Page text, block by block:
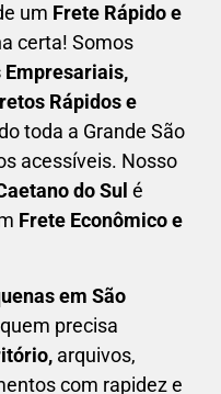
um Frete Rápido e
certa! Somos
Empresariais,
Rápidos e
toda a Grande São
acessíveis. Nosso
do Sul é
Frete Econômico e
em São
precisa
arquivos,
com rapidez e